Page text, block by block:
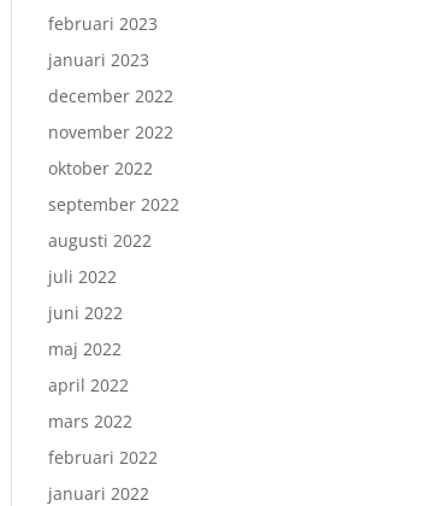
februari 2023
januari 2023
december 2022
november 2022
oktober 2022
september 2022
augusti 2022
juli 2022
juni 2022
maj 2022
april 2022
mars 2022
februari 2022
januari 2022